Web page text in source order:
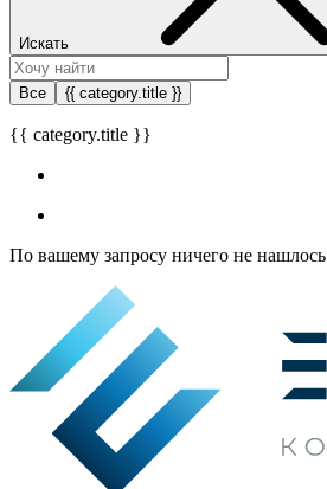
Искать
Все {{ category.title }}
{{ category.title }}
По вашему запросу ничего не нашлось